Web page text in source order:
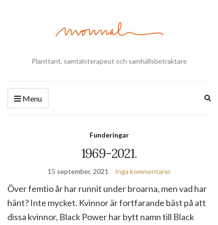
Planttant, samtalsterapeut och samhällsbetraktare
Menu
Funderingar
1969-2021.
15 september, 2021 Inga kommentarer
Över femtio år har runnit under broarna, men vad har
hänt? Inte mycket. Kvinnor är fortfarande bäst på att
dissa kvinnor, Black Power har bytt namn till Black